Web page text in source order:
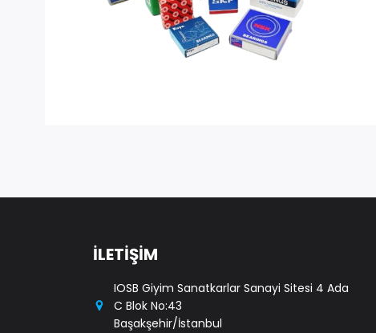
İLETİŞİM
IOSB Giyim Sanatkarlar Sanayi Sitesi 4 Ada
C Blok No:43
Başakşehir/İstanbul